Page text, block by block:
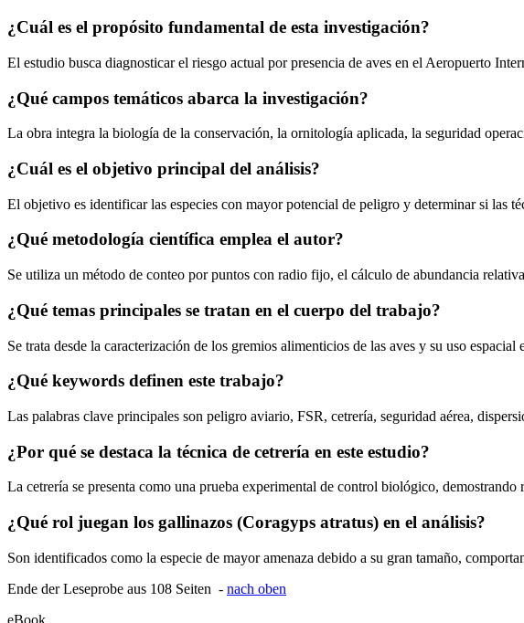
¿Cuál es el propósito fundamental de esta investigación?
El estudio busca diagnosticar el riesgo actual por presencia de aves en el Aeropuerto
¿Qué campos temáticos abarca la investigación?
La obra integra la biología de la conservación, la ornitología aplicada, la seguridad
¿Cuál es el objetivo principal del análisis?
El objetivo es identificar las especies con mayor potencial de peligro y determinar si las
¿Qué metodología científica emplea el autor?
Se utiliza un método de conteo por puntos con radio fijo, el cálculo de abundancia
¿Qué temas principales se tratan en el cuerpo del trabajo?
Se trata desde la caracterización de los gremios alimenticios de las aves y su uso
¿Qué keywords definen este trabajo?
Las palabras clave principales son peligro aviario, FSR, cetrería, seguridad aérea,
¿Por qué se destaca la técnica de cetrería en este estudio?
La cetrería se presenta como una prueba experimental de control biológico,
¿Qué rol juegan los gallinazos (Coragyps atratus) en el análisis?
Son identificados como la especie de mayor amenaza debido a su gran tamaño,
Ende der Leseprobe aus 108 Seiten - nach oben
eBook